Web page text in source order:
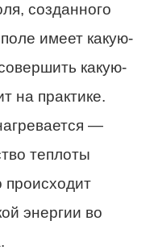
созданного
имеет какую-
какую-
на практике.
—
теплоты
происходит
энергии во